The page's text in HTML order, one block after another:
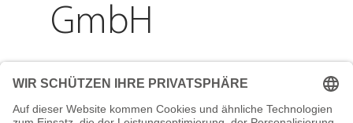
Adresse
Reichenberger Str. 1
GmbH